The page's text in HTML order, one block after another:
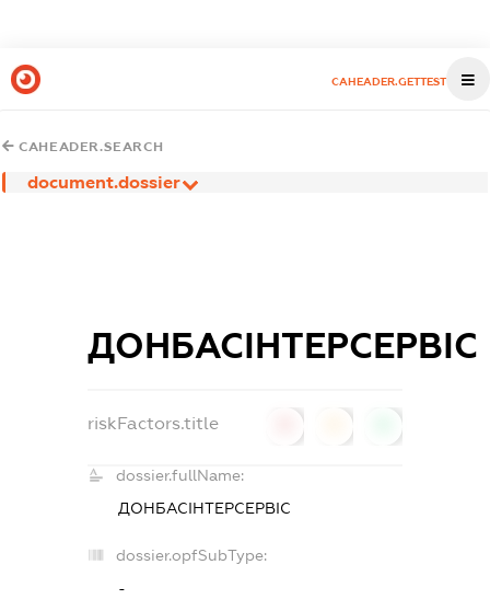
CAHEADER.GETTEST
CAHEADER.SEARCH
document.dossier
ДОНБАСІНТЕРСЕРВІС
riskFactors.title
dossier.fullName:
ДОНБАСІНТЕРСЕРВІС
dossier.opfSubType:
-